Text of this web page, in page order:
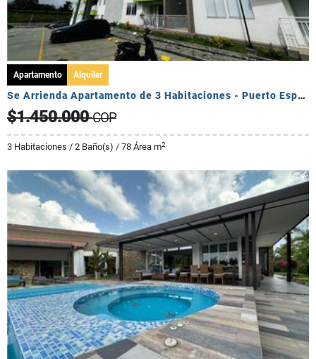
Apartamento Alquiler
Se Arrienda Apartamento de 3 Habitaciones - Puerto Espejo
$1.450.000COP
3 Habitaciones / 2 Baño(s) / 78 Área m2